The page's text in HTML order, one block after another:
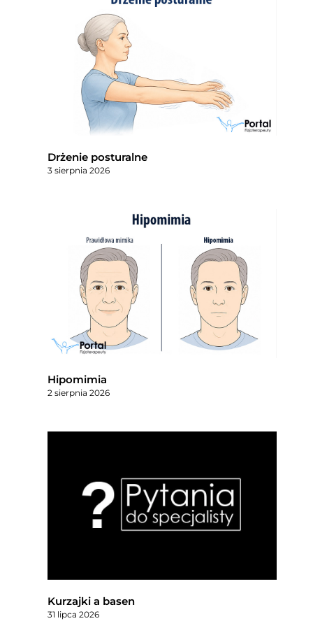
Drżenie posturalne
3 sierpnia 2026
Hipomimia
2 sierpnia 2026
Kurzajki a basen
31 lipca 2026